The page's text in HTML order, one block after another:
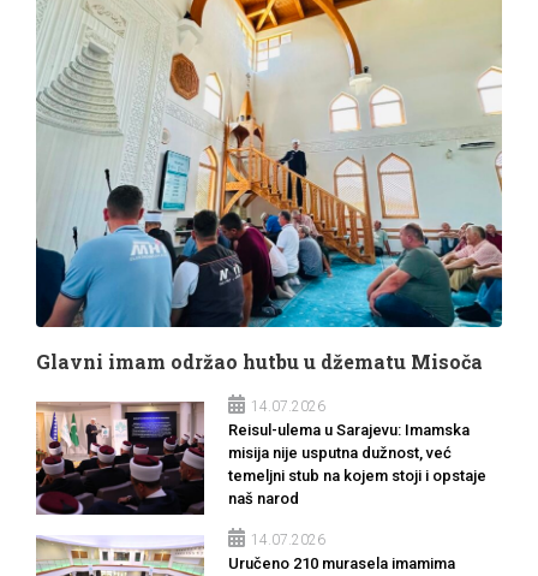
Glavni imam održao hutbu u džematu Misoča
14.07.2026
Reisul-ulema u Sarajevu: Imamska
misija nije usputna dužnost, već
temeljni stub na kojem stoji i opstaje
naš narod
14.07.2026
Uručeno 210 murasela imamima